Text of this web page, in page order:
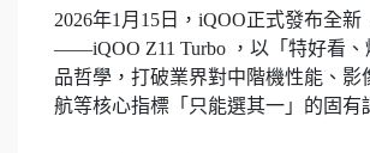
2026年1月15日，iQOO正式發布全新
——iQOO Z11 Turbo ，以「特好看、
品哲學，打破業界對中階機性能、影
航等核心指標「只能選其一」的固有